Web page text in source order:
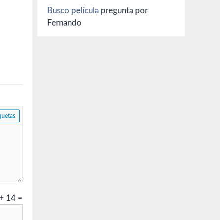
14 =
Busco película pregunta por
Fernando